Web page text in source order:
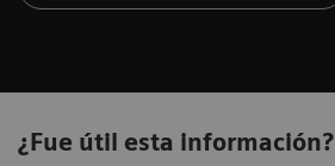
¿Fue útil esta información?